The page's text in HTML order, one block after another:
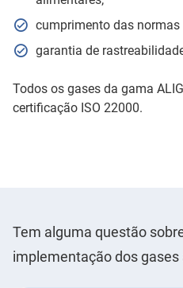
cumprimento das normas
garantia de
Todos os gases da gama
certificação ISO 22000.
Tem alguma questão
implementação dos